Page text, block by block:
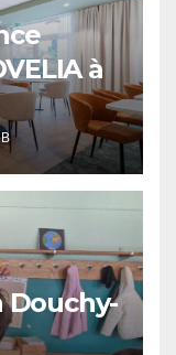
à
Douchy-